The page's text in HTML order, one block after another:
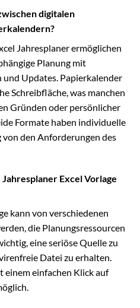
digitalen
Jahresplaner ermöglichen
Planung mit
Updates. Papierkalender
Schreibfläche, was manchen
Gründen oder persönlicher
Formate haben individuelle
den Anforderungen des
Excel Vorlage
kann von verschiedenen
die Planungsressourcen
eine seriöse Quelle zu
Datei zu erhalten.
einfachen Klick auf